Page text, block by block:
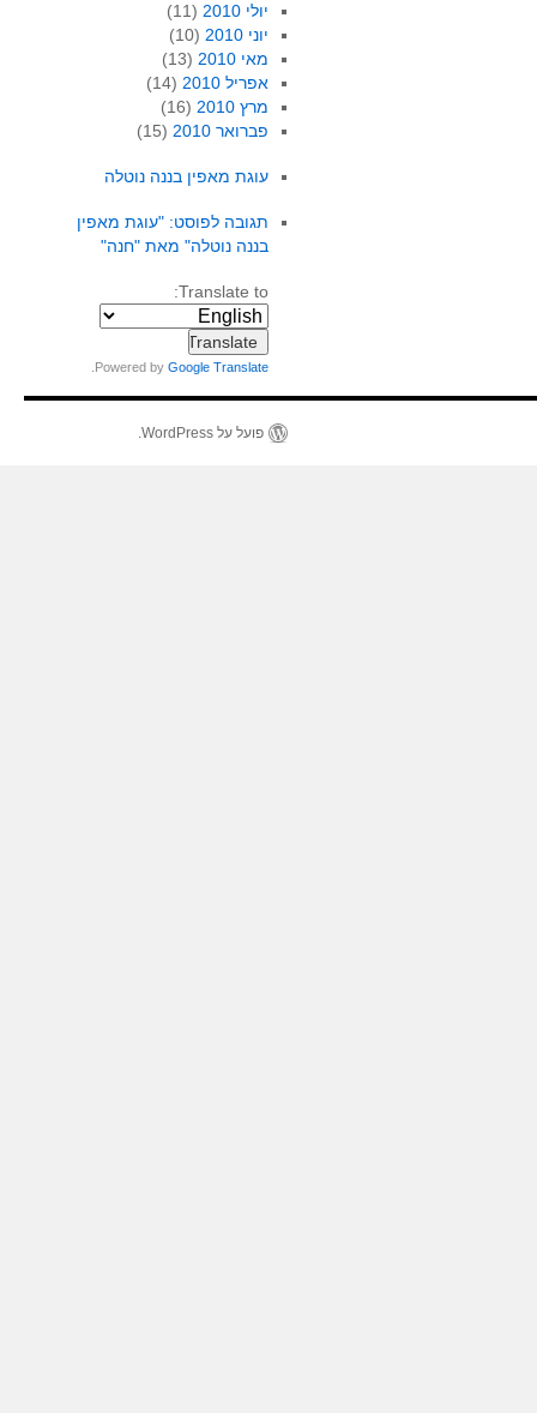
יולי 2010
(11)
יוני 2010
(10)
מאי 2010
(13)
אפריל 2010
(14)
מרץ 2010
(16)
פברואר 2010
(15)
עוגת מאפין בננה נוטלה
תגובה לפוסט: "עוגת מאפין
בננה נוטלה" מאת "חנה"
Translate to:
Powered byGoogle Translate
פועל על WordPress.